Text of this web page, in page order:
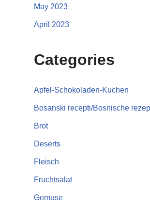
May 2023
April 2023
Categories
Apfel-Schokoladen-Kuchen
Bosanski recepti/Bosnische
Brot
Deserts
Fleisch
Fruchtsalat
Gemuse